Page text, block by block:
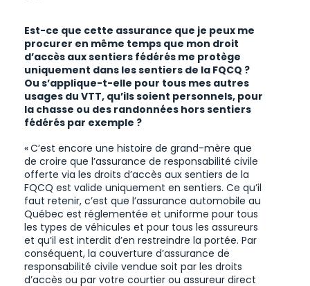
Est-ce que cette assurance que je peux me
procurer en même temps que mon droit
d’accès aux sentiers fédérés me protège
uniquement dans les sentiers de la FQCQ ?
Ou s’applique-t-elle pour tous mes autres
usages du VTT, qu’ils soient personnels, pour
la chasse ou des randonnées hors sentiers
fédérés par exemple ?
« C’est encore une histoire de grand-mère que
de croire que l’assurance de responsabilité civile
offerte via les droits d’accès aux sentiers de la
FQCQ est valide uniquement en sentiers. Ce qu’il
faut retenir, c’est que l’assurance automobile au
Québec est réglementée et uniforme pour tous
les types de véhicules et pour tous les assureurs
et qu’il est interdit d’en restreindre la portée. Par
conséquent, la couverture d’assurance de
responsabilité civile vendue soit par les droits
d’accès ou par votre courtier ou assureur direct